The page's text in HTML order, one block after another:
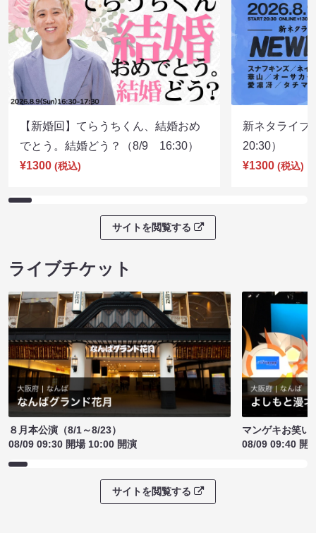
【新婚回】てらうちくん、結婚おめ
でとう。結婚どう？（8/9 16:30）
¥1300 (税込)
新ネタライ
20:30）
¥1300 (税込)
サイトを閲覧する
ライブチケット
８月本公演（8/1～8/23）
08/09 09:30 開場 10:00 開演
マンゲキお笑い
08/09 09:40 開
サイトを閲覧する